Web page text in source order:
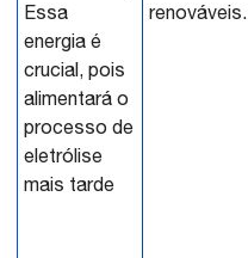
Essa
energia é
crucial, pois
alimentará o
processo de
eletrólise
mais tarde
renováveis.